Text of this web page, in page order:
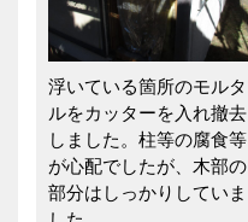
浮いている箇所のモルタ
ルをカッターを入れ撤去
しました。柱等の腐食等
が心配でしたが、木部の
部分はしっかりしていま